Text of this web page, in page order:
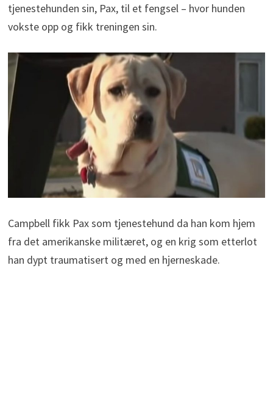
tjenestehunden sin, Pax, til et fengsel – hvor hunden
vokste opp og fikk treningen sin.
Campbell fikk Pax som tjenestehund da han kom hjem
fra det amerikanske militæret, og en krig som etterlot
han dypt traumatisert og med en hjerneskade.